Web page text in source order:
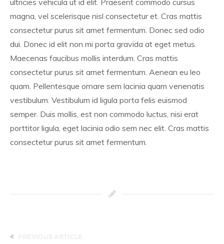
magna, vel scelerisque nisl consectetur et. Cras mattis
consectetur purus sit amet fermentum. Donec sed odio
dui. Donec id elit non mi porta gravida at eget metus.
Maecenas faucibus mollis interdum. Cras mattis
consectetur purus sit amet fermentum. Aenean eu leo
quam. Pellentesque ornare sem lacinia quam venenatis
vestibulum. Vestibulum id ligula porta felis euismod
semper. Duis mollis, est non commodo luctus, nisi erat
porttitor ligula, eget lacinia odio sem nec elit. Cras mattis
consectetur purus sit amet fermentum.